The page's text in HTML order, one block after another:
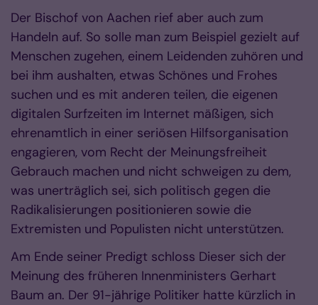
Der Bischof von Aachen rief aber auch zum
Handeln auf. So solle man zum Beispiel gezielt auf
Menschen zugehen, einem Leidenden zuhören und
bei ihm aushalten, etwas Schönes und Frohes
suchen und es mit anderen teilen, die eigenen
digitalen Surfzeiten im Internet mäßigen, sich
ehrenamtlich in einer seriösen Hilfsorganisation
engagieren, vom Recht der Meinungsfreiheit
Gebrauch machen und nicht schweigen zu dem,
was unerträglich sei, sich politisch gegen die
Radikalisierungen positionieren sowie die
Extremisten und Populisten nicht unterstützen.
Am Ende seiner Predigt schloss Dieser sich der
Meinung des früheren Innenministers Gerhart
Baum an. Der 91-jährige Politiker hatte kürzlich in